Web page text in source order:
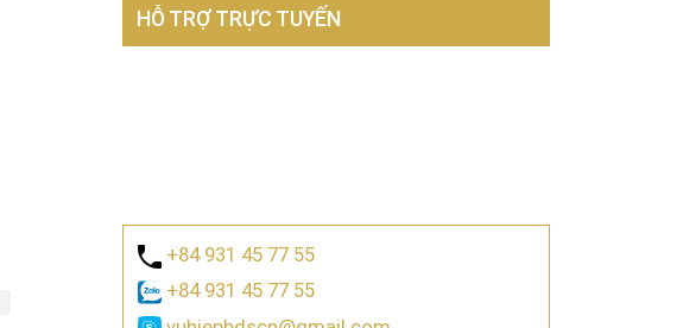
HỖ TRỢ TRỰC TUYẾN
+84 931 45 77 55
+84 931 45 77 55